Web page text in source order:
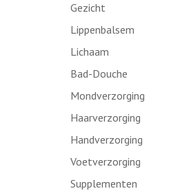
Gezicht
Lippenbalsem
Lichaam
Bad-Douche
Mondverzorging
Haarverzorging
Handverzorging
Voetverzorging
Supplementen